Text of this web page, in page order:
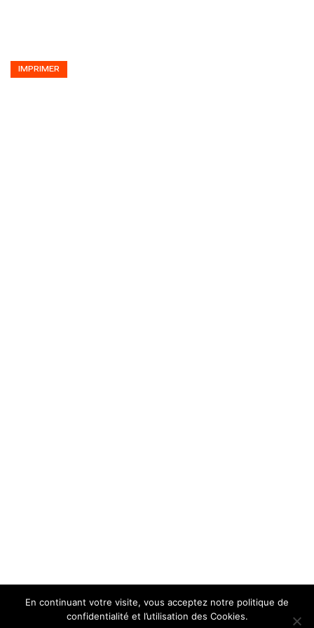
IMPRIMER
En continuant votre visite, vous acceptez notre politique de
confidentialité et l’utilisation des Cookies.